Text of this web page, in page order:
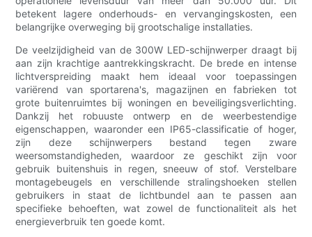
betekent lagere onderhouds- en vervangingskosten, een
belangrijke overweging bij grootschalige installaties.
De veelzijdigheid van de 300W LED-schijnwerper draagt ​​bij
aan zijn krachtige aantrekkingskracht. De brede en intense
lichtverspreiding maakt hem ideaal voor toepassingen
variërend van sportarena's, magazijnen en fabrieken tot
grote buitenruimtes bij woningen en beveiligingsverlichting.
Dankzij het robuuste ontwerp en de weerbestendige
eigenschappen, waaronder een IP65-classificatie of hoger,
zijn deze schijnwerpers bestand tegen zware
weersomstandigheden, waardoor ze geschikt zijn voor
gebruik buitenshuis in regen, sneeuw of stof. Verstelbare
montagebeugels en verschillende stralingshoeken stellen
gebruikers in staat de lichtbundel aan te passen aan
specifieke behoeften, wat zowel de functionaliteit als het
energieverbruik ten goede komt.